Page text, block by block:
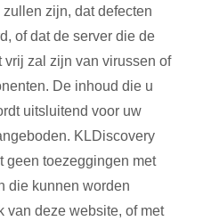
zijn, dat defecten
of dat de server die de
zal zijn van virussen of
De inhoud die u
uitsluitend voor uw
KLDiscovery
geen toezeggingen met
die kunnen worden
van deze website, of met